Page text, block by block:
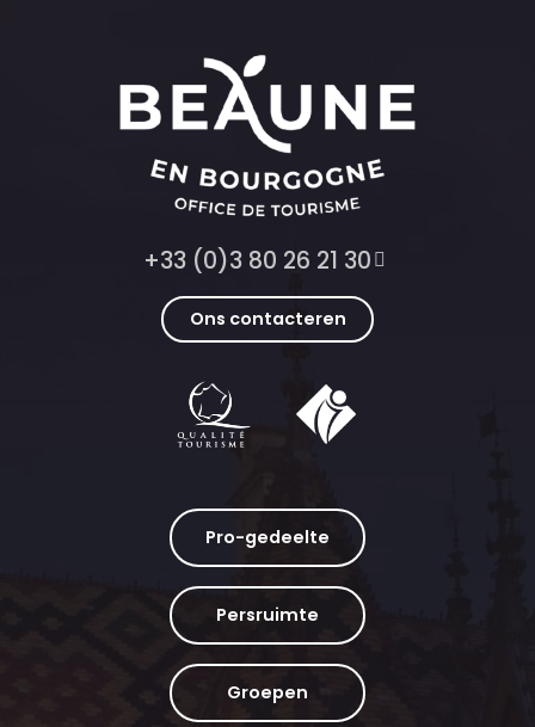
+33 (0)3 80 26 21 30
Ons contacteren
Pro-gedeelte
Persruimte
Groepen